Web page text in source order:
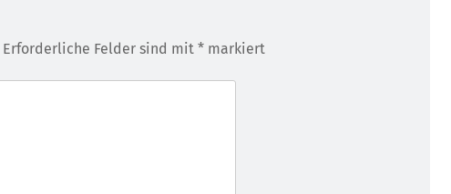
Erforderliche Felder sind mit * markiert